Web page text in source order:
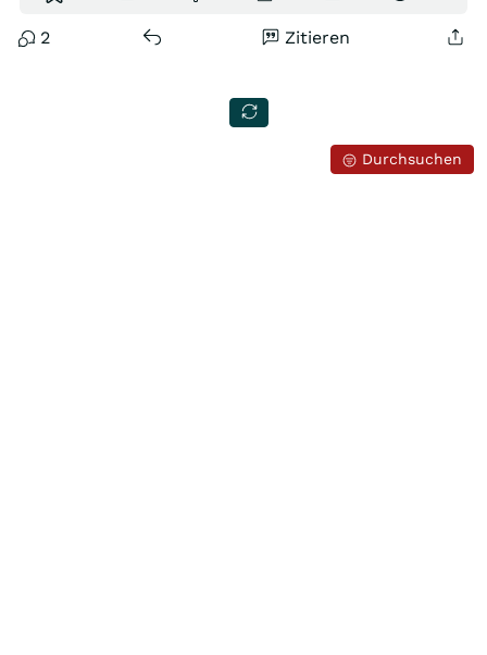
2 Zitieren
Durchsuchen